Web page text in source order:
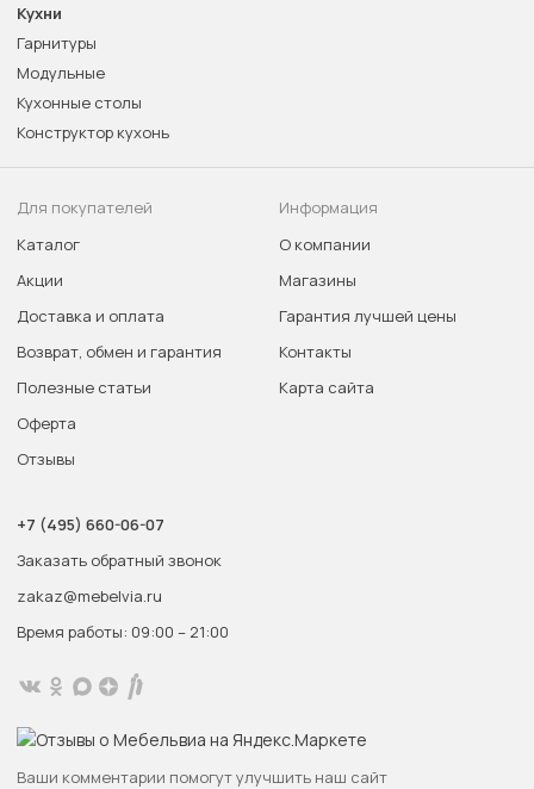
Кухни
Гарнитуры
Модульные
Кухонные столы
Конструктор кухонь
Для покупателей
Каталог
Акции
Доставка и оплата
Возврат, обмен и гарантия
Полезные статьи
Оферта
Отзывы
Информация
О компании
Магазины
Гарантия лучшей цены
Контакты
Карта сайта
+7 (495) 660-06-07
Заказать обратный звонок
zakaz@mebelvia.ru
Время работы: 09:00 – 21:00
Ваши комментарии помогут улучшить наш сайт